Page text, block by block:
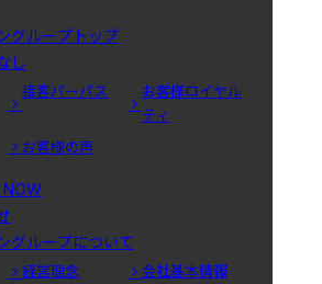
グループトップ
し
接客パーパス
お客様ロイヤル
ティ
お客様の声
NOW
グループについて
経営理念
会社基本情報